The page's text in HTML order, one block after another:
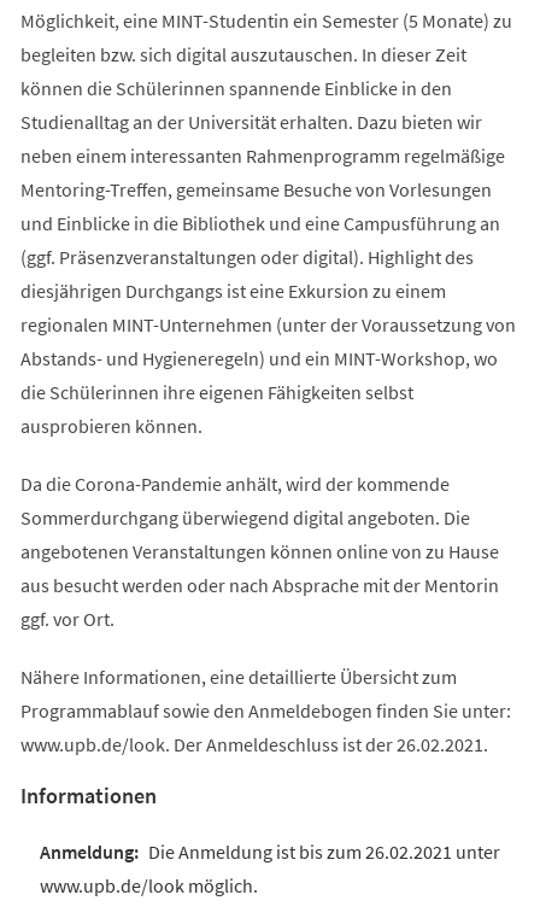
Möglichkeit, eine MINT-Studentin ein Semester (5 Monate) zu
begleiten bzw. sich digital auszutauschen. In dieser Zeit
können die Schülerinnen spannende Einblicke in den
Studienalltag an der Universität erhalten. Dazu bieten wir
neben einem interessanten Rahmenprogramm regelmäßige
Mentoring-Treffen, gemeinsame Besuche von Vorlesungen
und Einblicke in die Bibliothek und eine Campusführung an
(ggf. Präsenzveranstaltungen oder digital). Highlight des
diesjährigen Durchgangs ist eine Exkursion zu einem
regionalen MINT-Unternehmen (unter der Voraussetzung von
Abstands- und Hygieneregeln) und ein MINT-Workshop, wo
die Schülerinnen ihre eigenen Fähigkeiten selbst
ausprobieren können.
Da die Corona-Pandemie anhält, wird der kommende
Sommerdurchgang überwiegend digital angeboten. Die
angebotenen Veranstaltungen können online von zu Hause
aus besucht werden oder nach Absprache mit der Mentorin
ggf. vor Ort.
Nähere Informationen, eine detaillierte Übersicht zum
Programmablauf sowie den Anmeldebogen finden Sie unter:
www.upb.de/look. Der Anmeldeschluss ist der 26.02.2021.
Informationen
Die Anmeldung ist bis zum 26.02.2021 unter
www.upb.de/look möglich.